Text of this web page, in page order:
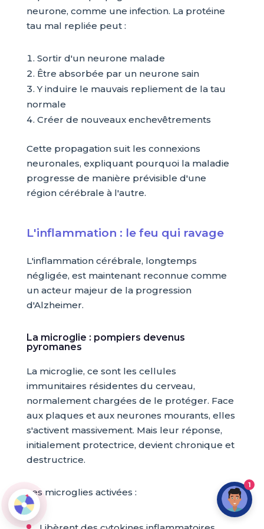
neurone, comme une infection. La protéine
tau mal repliée peut :
Sortir d'un neurone malade
Être absorbée par un neurone sain
Y induire le mauvais repliement de la tau
normale
Créer de nouveaux enchevêtrements
Cette propagation suit les connexions
neuronales, expliquant pourquoi la maladie
progresse de manière prévisible d'une
région cérébrale à l'autre.
L'inflammation : le feu qui ravage
L'inflammation cérébrale, longtemps
négligée, est maintenant reconnue comme
un acteur majeur de la progression
d'Alzheimer.
La microglie : pompiers devenus
pyromanes
La microglie, ce sont les cellules
immunitaires résidentes du cerveau,
normalement chargées de le protéger. Face
aux plaques et aux neurones mourants, elles
s'activent massivement. Mais leur réponse,
initialement protectrice, devient chronique et
destructrice.
Les microglies activées :
1